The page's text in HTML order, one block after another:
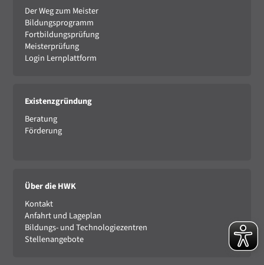
Der Weg zum Meister
Bildungsprogramm
Fortbildungsprüfung
Meisterprüfung
Login Lernplattform
Existenzgründung
Beratung
Förderung
Über die HWK
Kontakt
Anfahrt und Lageplan
Bildungs- und Technologiezentren
Stellenangebote